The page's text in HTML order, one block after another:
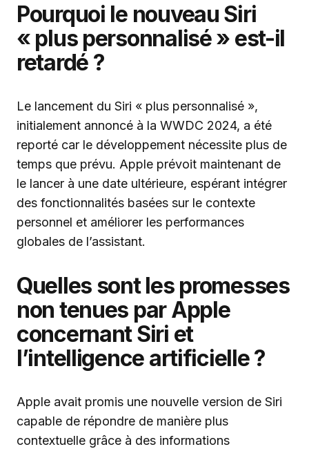
Pourquoi le nouveau Siri
« plus personnalisé » est-il
retardé ?
Le lancement du Siri « plus personnalisé »,
initialement annoncé à la WWDC 2024, a été
reporté car le développement nécessite plus de
temps que prévu. Apple prévoit maintenant de
le lancer à une date ultérieure, espérant intégrer
des fonctionnalités basées sur le contexte
personnel et améliorer les performances
globales de l’assistant.
Quelles sont les promesses
non tenues par Apple
concernant Siri et
l’intelligence artificielle ?
Apple avait promis une nouvelle version de Siri
capable de répondre de manière plus
contextuelle grâce à des informations